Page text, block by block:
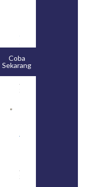
Coba
Sekarang
SMA
Syarat,
Posisi,
dan
Cara
Daftar
August 5,
2026
yang
August 4,
2026